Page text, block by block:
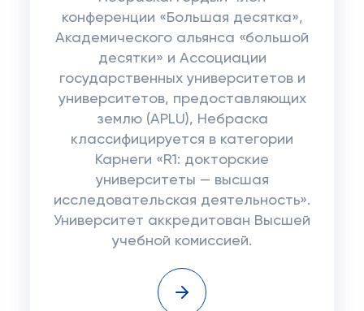
конференции «Большая десятка»,
Академического альянса «большой
десятки» и Ассоциации
государственных университетов и
университетов, предоставляющих
землю (APLU), Небраска
классифицируется в категории
Карнеги «R1: докторские
университеты — высшая
исследовательская деятельность».
Университет аккредитован Высшей
учебной комиссией.